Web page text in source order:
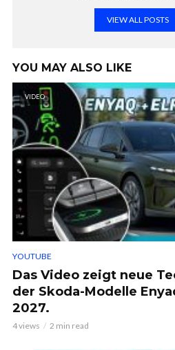
VIEW ALL POSTS
YOU MAY ALSO LIKE
VIDEO
YOUTUBE
Das Video zeigt neue
der Skoda-Modelle
2027.
4 views 2 min read